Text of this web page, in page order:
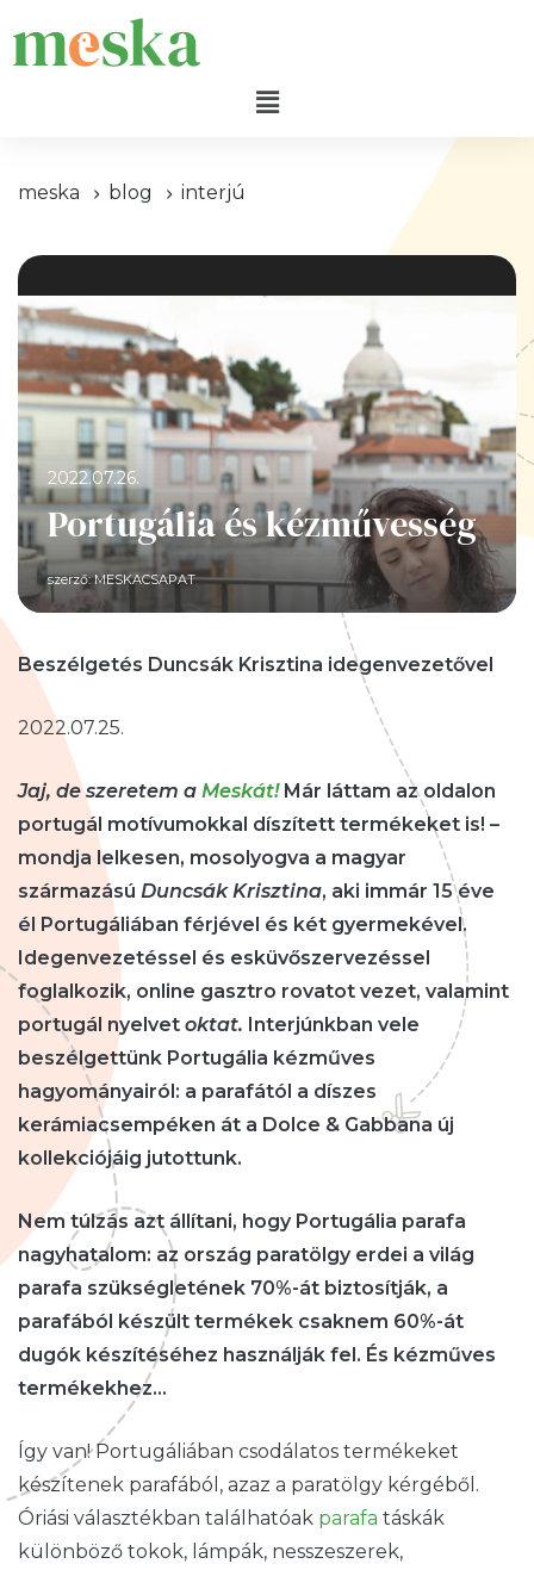
meska blog interjú
2022.07.26.
Portugália és kézművesség
szerző: MESKACSAPAT
Beszélgetés Duncsák Krisztina idegenvezetővel
2022.07.25.
Jaj, de szeretem a Meskát!Már láttam az oldalon
portugál motívumokkal díszített termékeket is! –
mondja lelkesen, mosolyogva a magyar
származású Duncsák Krisztina, aki immár 15 éve
él Portugáliában férjével és két gyermekével.
Idegenvezetéssel és esküvőszervezéssel
foglalkozik, online gasztro rovatot vezet, valamint
portugál nyelvet oktat. Interjúnkban vele
beszélgettünk Portugália kézműves
hagyományairól: a parafától a díszes
kerámiacsempéken át a Dolce & Gabbana új
kollekciójáig jutottunk.
Nem túlzás azt állítani, hogy Portugália parafa
nagyhatalom: az ország paratölgy erdei a világ
parafa szükségletének 70%-át biztosítják, a
parafából készült termékek csaknem 60%-át
dugók készítéséhez használják fel. És kézműves
termékekhez…
Így van! Portugáliában csodálatos termékeket
készítenek parafából, azaz a paratölgy kérgéből.
Óriási választékban találhatóak parafa táskák
különböző tokok, lámpák, nesszeszerek,